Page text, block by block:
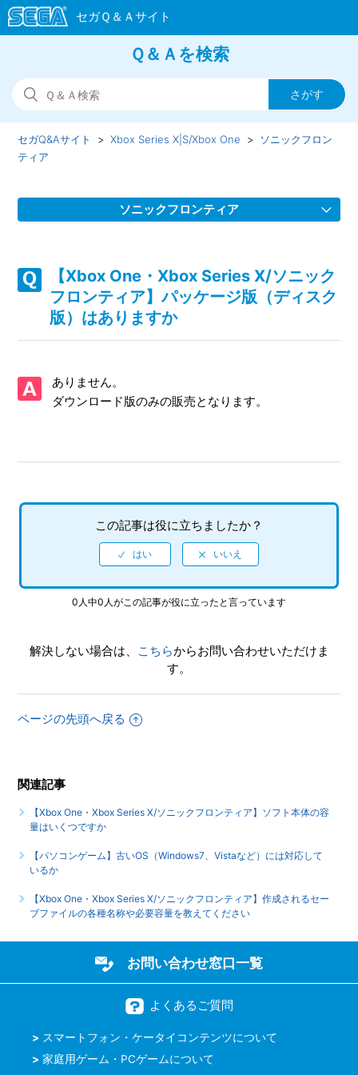
Ｑ＆Ａを検索
セガQ&Aサイト Xbox Series X|S/Xbox One
ソニックフロン
ティア
ソニックフロンティア
Steam版の問い合わせ先はどこですか
【Xbox One・Xbox Series X/ソニックフロンティア】取扱
説明書（マニュアル）はどこかで見られますか
イ動画やゲーム画面写真を、動画サイト／SNS等で公開して
もいいですか
【Xbox One・Xbox Series X/ソニックフロンティア】ゲー
ムが難しいのですが、何かコツはありますか
【Xbox One・Xbox Series X/ソニックフロンティア】Xbox
別々になりますか
フィー、実績機能はありますか
【Xbox One・Xbox Series X/ソニックフロンティア】難易
何人まで同時プレイ可能でしょうか
もっと見る
【Xbox One・Xbox Series X/ソニック
フロンティア】パッケージ版（ディスク
版）はありますか
ありません。
ダウンロード版のみの販売となります。
この記事は役に立ちましたか？
0人中0人がこの記事が役に立ったと言っています
解決しない場合は、 こちらからお問い合わせいただけま
す。
ページの先頭へ戻る
関連記事
【Xbox One・Xbox Series X/ソニックフロンティア】ソフト本体の容
量はいくつですか
【パソコンゲーム】古いOS（Windows7、Vistaなど）には対応して
いるか
【Xbox One・Xbox Series X/ソニックフロンティア】作成されるセー
ブファイルの各種名称や必要容量を教えてください
お問い合わせ窓口一覧
よくあるご質問
スマートフォン・ケータイコンテンツについて
家庭用ゲーム・PCゲームについて